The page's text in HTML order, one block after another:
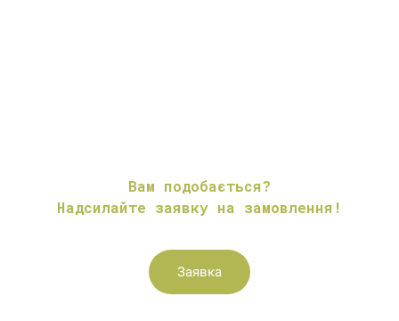
Вам подобається?
Надсилайте заявку на замовлення!
Заявка